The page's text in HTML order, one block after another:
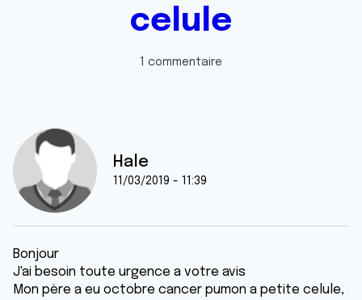
celule
1 commentaire
Hale
11/03/2019 - 11:39
Bonjour
J'ai besoin toute urgence a votre avis
Mon père a eu octobre cancer pumon a petite celule,